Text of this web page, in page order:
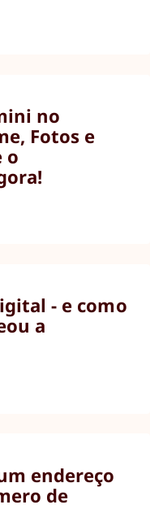
no
Fotos e
o
- e como
a
endereço
de